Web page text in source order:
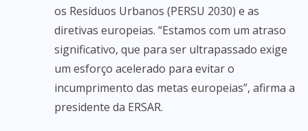
os Resíduos Urbanos (PERSU 2030) e as
diretivas europeias. “Estamos com um atraso
significativo, que para ser ultrapassado exige
um esforço acelerado para evitar o
incumprimento das metas europeias”, afirma a
presidente da ERSAR.